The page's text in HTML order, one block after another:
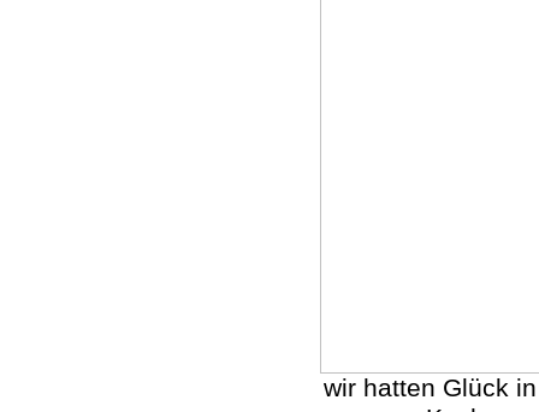
wir hatten Glück